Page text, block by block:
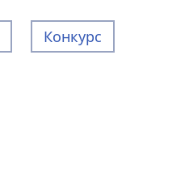
Конкурс